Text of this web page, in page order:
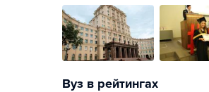
Вуз в рейтингах